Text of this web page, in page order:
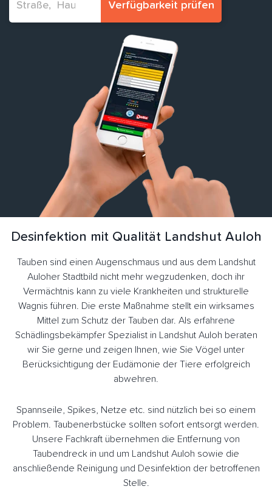
Verfügbarkeit prüfen
Desinfektion mit Qualität Landshut Auloh
Tauben sind einen Augenschmaus und aus dem Landshut
Auloher Stadtbild nicht mehr wegzudenken, doch ihr
Vermächtnis kann zu viele Krankheiten und strukturelle
Wagnis führen. Die erste Maßnahme stellt ein wirksames
Mittel zum Schutz der Tauben dar. Als erfahrene
Schädlingsbekämpfer Spezialist in Landshut Auloh beraten
wir Sie gerne und zeigen Ihnen, wie Sie Vögel unter
Berücksichtigung der Eudämonie der Tiere erfolgreich
abwehren.
Spannseile, Spikes, Netze etc. sind nützlich bei so einem
Problem. Taubenerbstücke sollten sofort entsorgt werden.
Unsere Fachkraft übernehmen die Entfernung von
Taubendreck in und um Landshut Auloh sowie die
anschließende Reinigung und Desinfektion der betroffenen
Stelle.